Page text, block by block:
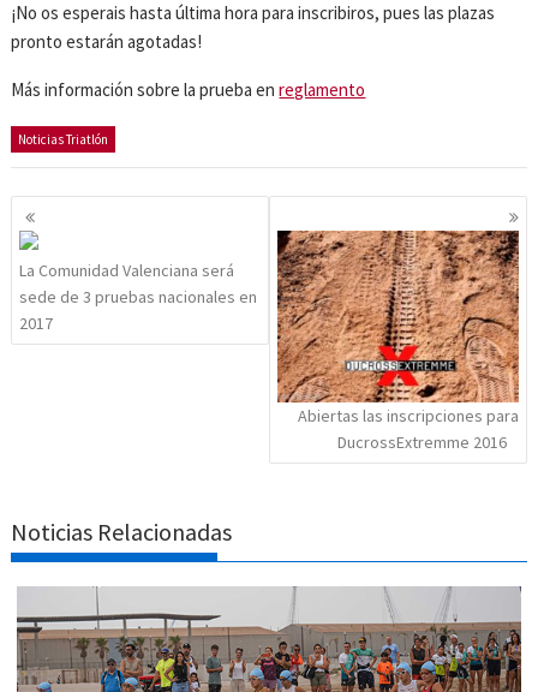
¡No os esperais hasta última hora para inscribiros, pues las plazas
pronto estarán agotadas!
Más información sobre la prueba enreglamento
Noticias Triatlón
Navegación
de
entradas
La Comunidad Valenciana será
sede de 3 pruebas nacionales en
2017
Abiertas las inscripciones para
DucrossExtremme 2016
Noticias Relacionadas